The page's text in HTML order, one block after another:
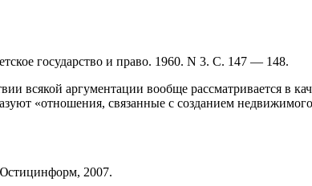
государство и право. 1960. N 3. С. 147 — 148.
всякой аргументации вообще рассматривается в
«отношения, связанные с созданием
2007.